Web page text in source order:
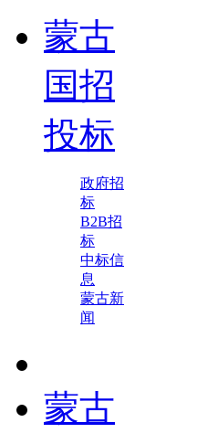
蒙古
国招
投标
政府招
标
B2B招
标
中标信
息
蒙古新
闻
蒙古